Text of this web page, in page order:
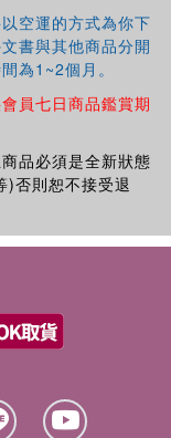
空運的方式為你下
書與其他商品分開
為1~2個月。
員七日商品鑑賞期
品必須是全新狀態
)否則恕不接受退